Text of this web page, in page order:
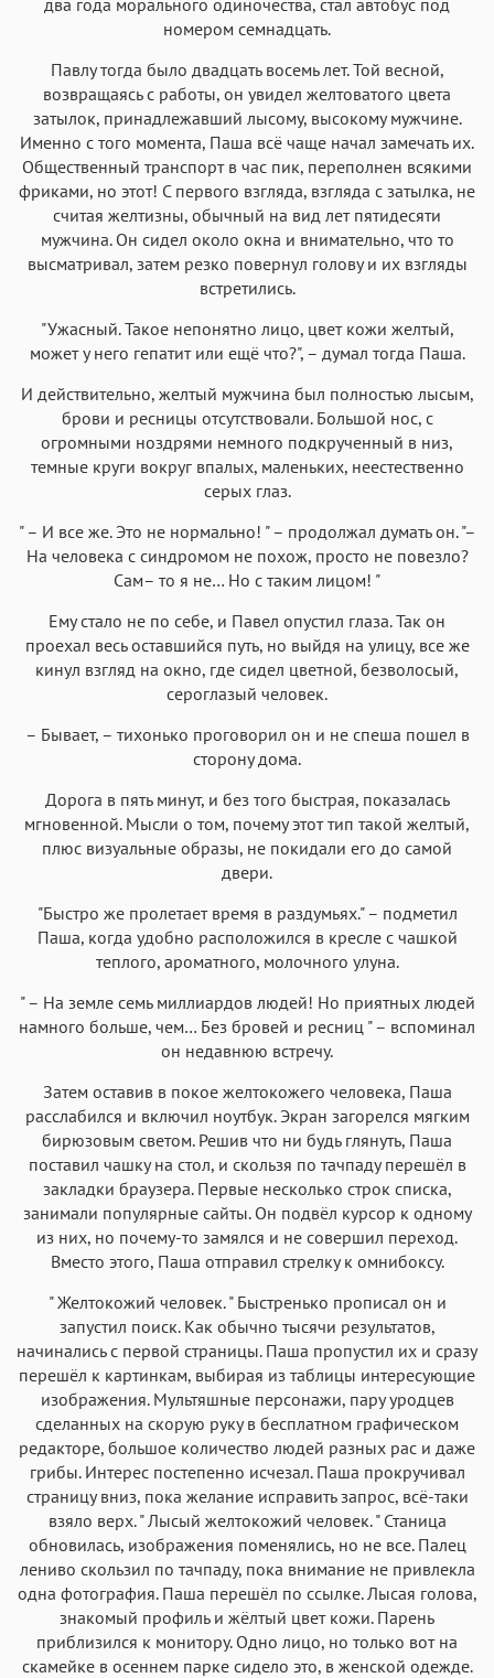
San Francisco SF Serif
Аа
Helvetica Neue
Аа
Arial Аа
Georgia
Аа
Times New Roman
Аа
Courier
Аа
Courier New
Аа
Menlo
Аа
SF Mono
номером семнадцать.
Павлу тогда было двадцать восемь лет. Той весной,
возвращаясь с работы, он увидел желтоватого цвета
затылок, принадлежавший лысому, высокому мужчине.
Именно с того момента, Паша всё чаще начал замечать их.
Общественный транспорт в час пик, переполнен всякими
фриками, но этот! С первого взгляда, взгляда с затылка, не
считая желтизны, обычный на вид лет пятидесяти
мужчина. Он сидел около окна и внимательно, что то
высматривал, затем резко повернул голову и их взгляды
встретились.
"Ужасный. Такое непонятно лицо, цвет кожи желтый,
может у него гепатит или ещё что?", – думал тогда Паша.
И действительно, желтый мужчина был полностью лысым,
брови и ресницы отсутствовали. Большой нос, с
огромными ноздрями немного подкрученный в низ,
темные круги вокруг впалых, маленьких, неестественно
серых глаз.
" – И все же. Это не нормально! " – продолжал думать он. "–
На человека с синдромом не похож, просто не повезло?
Сам– то я не… Но с таким лицом! "
Ему стало не по себе, и Павел опустил глаза. Так он
проехал весь оставшийся путь, но выйдя на улицу, все же
кинул взгляд на окно, где сидел цветной, безволосый,
сероглазый человек.
– Бывает, – тихонько проговорил он и не спеша пошел в
сторону дома.
Дорога в пять минут, и без того быстрая, показалась
мгновенной. Мысли о том, почему этот тип такой желтый,
плюс визуальные образы, не покидали его до самой
двери.
"Быстро же пролетает время в раздумьях." – подметил
Паша, когда удобно расположился в кресле с чашкой
теплого, ароматного, молочного улуна.
" – На земле семь миллиардов людей! Но приятных людей
намного больше, чем… Без бровей и ресниц " – вспоминал
он недавнюю встречу.
Затем оставив в покое желтокожего человека, Паша
расслабился и включил ноутбук. Экран загорелся мягким
бирюзовым светом. Решив что ни будь глянуть, Паша
поставил чашку на стол, и скользя по тачпаду перешёл в
закладки браузера. Первые несколько строк списка,
занимали популярные сайты. Он подвёл курсор к одному
из них, но почему-то замялся и не совершил переход.
Вместо этого, Паша отправил стрелку к омнибоксу.
" Желтокожий человек. " Быстренько прописал он и
запустил поиск. Как обычно тысячи результатов,
начинались с первой страницы. Паша пропустил их и сразу
перешёл к картинкам, выбирая из таблицы интересующие
изображения. Мультяшные персонажи, пару уродцев
сделанных на скорую руку в бесплатном графическом
редакторе, большое количество людей разных рас и даже
грибы. Интерес постепенно исчезал. Паша прокручивал
страницу вниз, пока желание исправить запрос, всё-таки
взяло верх. " Лысый желтокожий человек. " Станица
обновилась, изображения поменялись, но не все. Палец
лениво скользил по тачпаду, пока внимание не привлекла
одна фотография. Паша перешёл по ссылке. Лысая голова,
знакомый профиль и жёлтый цвет кожи. Парень
приблизился к монитору. Одно лицо, но только вот на
скамейке в осеннем парке сидело это, в женской одежде.